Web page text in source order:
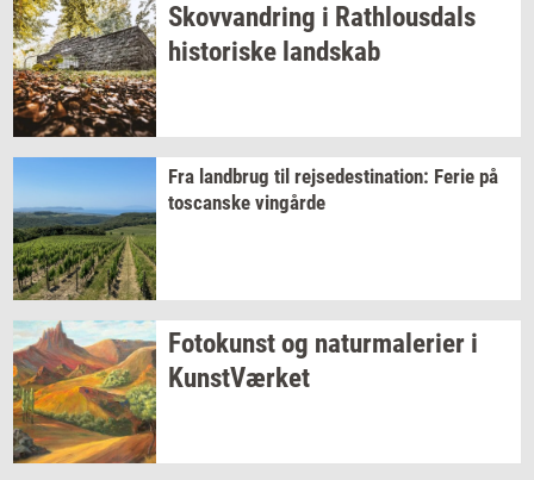
Sko­vvan­dring i Rat­hlous­dals
hi­sto­ri­ske land­skab
Fra land­brug til rej­se­desti­na­tion: Ferie på
toscan­ske vin­går­de
Fo­to­kunstog na­tur­ma­le­ri­er i
Kunst­Vær­ket